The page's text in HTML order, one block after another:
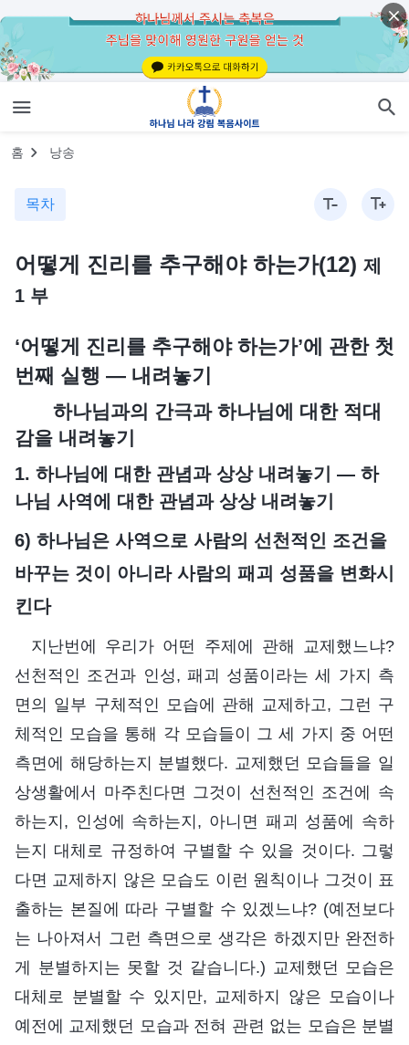
홈 낭송
목차
어떻게 진리를 추구해야 하는가(12) 제
1 부
‘어떻게 진리를 추구해야 하는가’에 관한 첫
번째 실행 ― 내려놓기
하나님과의 간극과 하나님에 대한 적대
감을 내려놓기
1. 하나님에 대한 관념과 상상 내려놓기 ― 하
나님 사역에 대한 관념과 상상 내려놓기
6) 하나님은 사역으로 사람의 선천적인 조건을
바꾸는 것이 아니라 사람의 패괴 성품을 변화시
킨다
지난번에 우리가 어떤 주제에 관해 교제했느냐?
선천적인 조건과 인성, 패괴 성품이라는 세 가지 측
면의 일부 구체적인 모습에 관해 교제하고, 그런 구
체적인 모습을 통해 각 모습들이 그 세 가지 중 어떤
측면에 해당하는지 분별했다. 교제했던 모습들을 일
상생활에서 마주친다면 그것이 선천적인 조건에 속
하는지, 인성에 속하는지, 아니면 패괴 성품에 속하
는지 대체로 규정하여 구별할 수 있을 것이다. 그렇
다면 교제하지 않은 모습도 이런 원칙이나 그것이 표
출하는 본질에 따라 구별할 수 있겠느냐? (예전보다
는 나아져서 그런 측면으로 생각은 하겠지만 완전하
게 분별하지는 못할 것 같습니다.) 교제했던 모습은
대체로 분별할 수 있지만, 교제하지 않은 모습이나
예전에 교제했던 모습과 전혀 관련 없는 모습은 분별